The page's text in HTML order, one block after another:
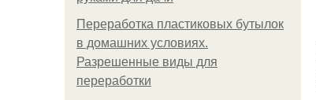
Переработка пластиковых бутылок
в домашних условиях.
Разрешенные виды для
переработки